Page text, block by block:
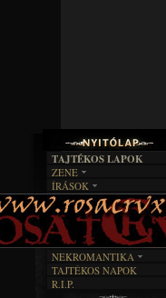
TAJTÉKOS LAPOK
ZENE
EGYÜTTESEK
INTERJÚK
FORDÍTÁSOK
DALSZÖVEGEK
ÍRÁSOK
IRODALOM
FILM
MŰVÉSZET
ÍRÁSTÖRTÉNET
BOSZORKÁNYKONYHA
FEKETE HUMOR
KÉPES
SZÖVEGES
RENDEZVÉNYEK
NEKROMANTIKA
AKTUÁLIS
A MÚLT
TAJTÉKOS NAPOK
R.I.P.